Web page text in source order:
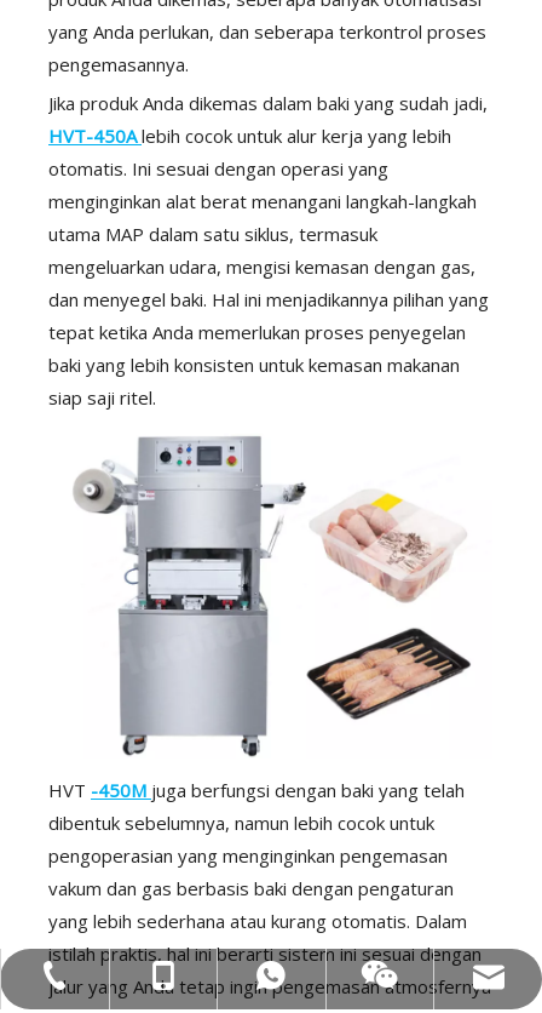
yang Anda perlukan, dan seberapa terkontrol proses
pengemasannya.
Jika produk Anda dikemas dalam baki yang sudah jadi,
HVT-450Alebih cocok untuk alur kerja yang lebih
otomatis. Ini sesuai dengan operasi yang
menginginkan alat berat menangani langkah-langkah
utama MAP dalam satu siklus, termasuk
mengeluarkan udara, mengisi kemasan dengan gas,
dan menyegel baki. Hal ini menjadikannya pilihan yang
tepat ketika Anda memerlukan proses penyegelan
baki yang lebih konsisten untuk kemasan makanan
siap saji ritel.
HVT -450M juga berfungsi dengan baki yang telah
dibentuk sebelumnya, namun lebih cocok untuk
pengoperasian yang menginginkan pengemasan
vakum dan gas berbasis baki dengan pengaturan
yang lebih sederhana atau kurang otomatis. Dalam
istilah praktis, hal ini berarti sistem ini sesuai dengan
jalur yang Anda tetap ingin pengemasan atmosfernya
Tel:+86-577-88627766
Mob: +86-18858715170
WA: 0086 18858715170
Wechat wechat
Email: hl@hualian.biz